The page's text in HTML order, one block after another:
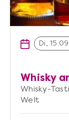
Di,
Whisky
Whisky-
Welt